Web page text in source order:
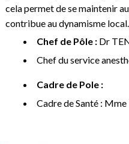
cela permet de se maintenir
contribue au dynamisme local.
Chef de Pôle : Dr
Chef du service
Cadre de Pole :
Cadre de Santé :